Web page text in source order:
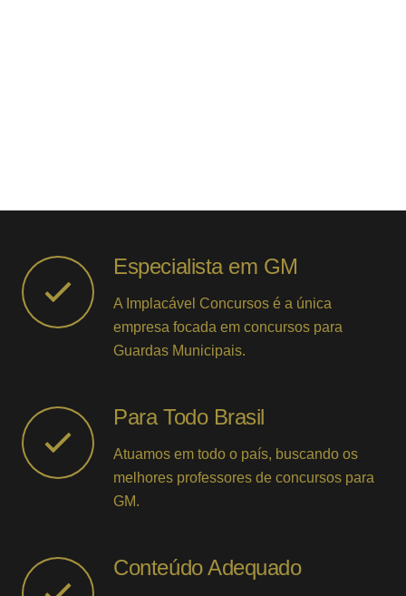
Especialista em GM
A Implacável Concursos é a única
empresa focada em concursos para
Guardas Municipais.
Para Todo Brasil
Atuamos em todo o país, buscando os
melhores professores de concursos para
GM.
Conteúdo Adequado